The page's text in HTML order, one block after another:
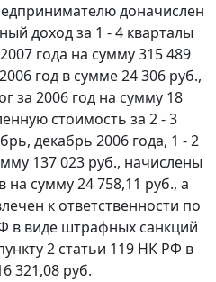
доначислен
доход за 1 - 4 кварталы
года на сумму 315 489
год в сумме 24 306 руб.,
за 2006 год на сумму 18
стоимость за 2 - 3
декабрь 2006 года, 1 - 2
137 023 руб., начислены
на сумму 24 758,11 руб., а
к ответственности по
в виде штрафных санкций
2 статьи 119 НК РФ в
321,08 руб.